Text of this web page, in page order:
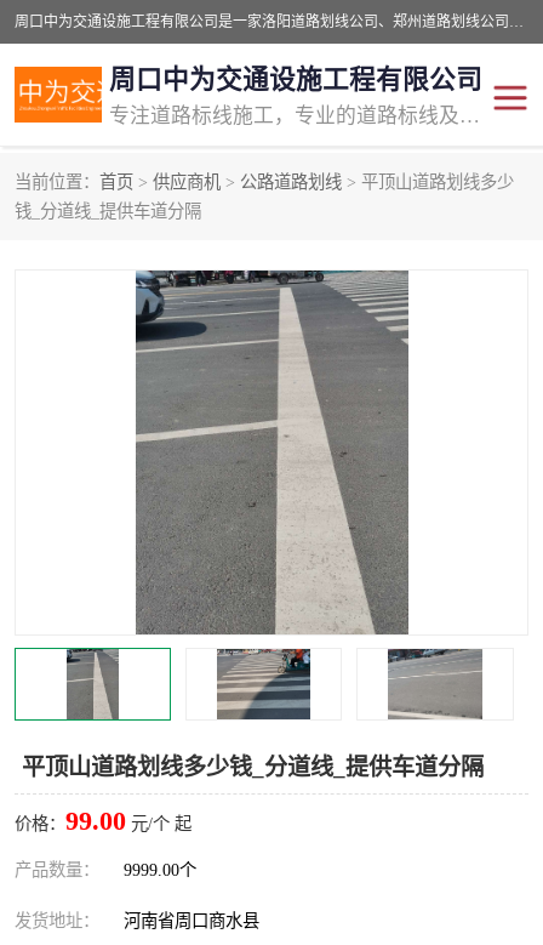
周口中为交通设施工程有限公司是一家洛阳道路划线公司、郑州道路划线公司、平顶山道路车位划线公司、开封车位划线公司、许昌道路车位划线公司、漯河道路车位划线公司，公司始终坚持“诚信、匠心、专注”的宗旨；我们的经营理念是：的服务。
周口中为交通设施工程有限公司
专注道路标线施工，专业的道路标线及交通设施施工服务商!
当前位置： 首页 > 供应商机 > 公路道路划线 > 平顶山道路划线多少
钱_分道线_提供车道分隔
平顶山道路划线多少钱_分道线_提供车道分隔
价格： 99.00 元/个 起
产品数量： 9999.00个
发货地址： 河南省周口商水县
交通道路标线
道路标线划线 马路标线
道路划线